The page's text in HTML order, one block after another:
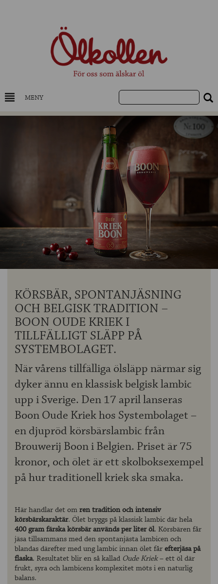
MENY
DRYCKESKUNSKAP
NYHETER
UTVALDA ÖL
UTVALDA CIDER
UTVALDA DESTILLAT
OM ÖLKOLLEN
KONTAKTA OSS
KÖRSBÄR, SPONTANJÄSNING
OCH BELGISK TRADITION –
BOON OUDE KRIEK I
TILLFÄLLIGT SLÄPP PÅ
SYSTEMBOLAGET.
När vårens tillfälliga ölsläpp närmar sig
dyker ännu en klassisk belgisk lambic
upp i Sverige. Den 17 april lanseras
Boon Oude Kriek hos Systembolaget –
en djupröd körsbärslambic från
Brouwerij Boon i Belgien. Priset är 75
kronor, och ölet är ett skolboksexempel
på hur traditionell kriek ska smaka.
Här handlar det omren tradition och intensiv
körsbärskaraktär. Ölet bryggs på klassisk lambic där hela
400 gram färska körsbär används per liter öl. Körsbären får
jäsa tillsammans med den spontanjästa lambicen och
blandas därefter med ung lambic innan ölet fårefterjäsa på
flaska. Resultatet blir en så kallad Oude Kriek– ett öl där
frukt, syra och lambicens komplexitet möts i en naturlig
balans.